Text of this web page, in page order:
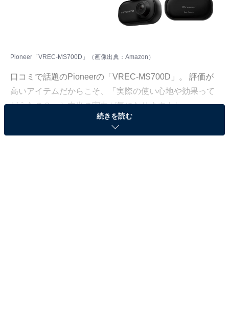
Pioneer「VREC-MS700D」（画像出典：Amazon）
口コミで話題のPioneerの「VREC-MS700D」。 評価が
高いアイテムだからこそ、「実際の使い心地や効果って
どうなの？」と本当の実力が気になりますよね。
そこで今回は、VREC-MS700Dについて多くの方が抱く
続きを読む